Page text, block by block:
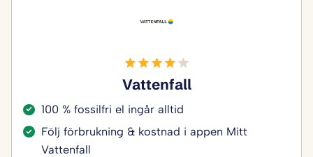
Vattenfall
100 % fossilfri el ingår alltid
Följ förbrukning & kostnad i appen Mitt
Vattenfall